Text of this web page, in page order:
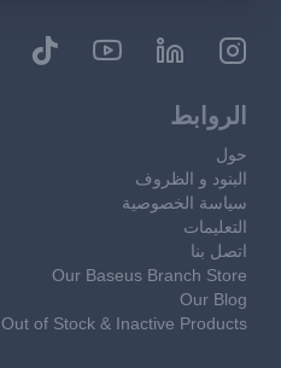
الروابط
حول
البنود و الظروف
سياسة الخصوصية
التعليمات
اتصل بنا
Our Baseus Branch Store
Our Blog
Out of Stock & Inactive Products